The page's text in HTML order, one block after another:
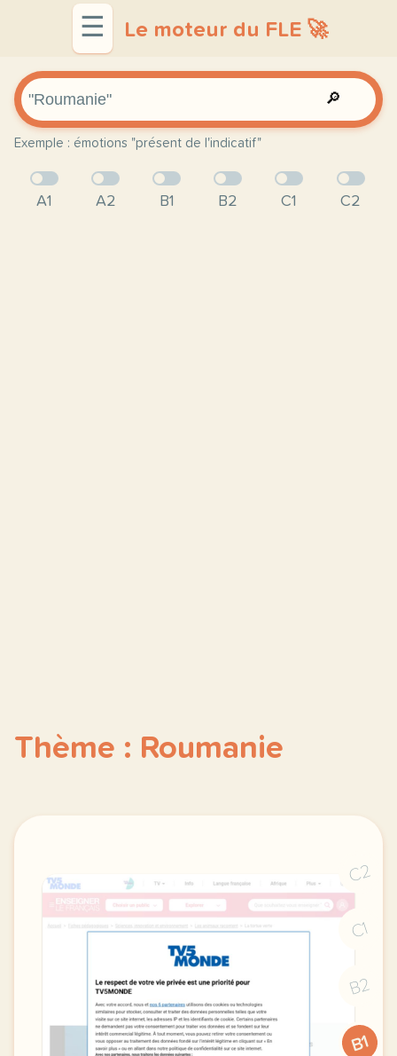
☰ Le moteur du FLE 🚀
🔎
Exemple : émotions "présent de l'indicatif"
A1 A2 B1 B2 C1 C2
Thème : Roumanie
C2
C1
B2
B1